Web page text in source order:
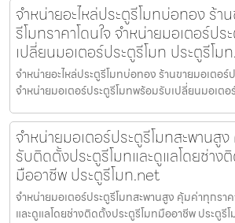
จำหน่ายอะไหล่ประตูรีโมทบ่อทอง ร้า
รีโมทราคาโดนใจ จำหน่ายมอเตอร์ป
เปลี่ยนมอเตอร์ประตูรีโมท ประตูรีโม
จำหน่ายอะไหล่ประตูรีโมทบ่อทอง ร้านขายมอเตอร์
จำหน่ายมอเตอร์ประตูรีโมทพร้อมรับเปลี่ยนมอเตอ
จำหน่ายมอเตอร์ประตูรีโมทสะพานสู
รับติดตั้งประตูรีโมทและดูแลโดยช่าง
มืออาชีพ ประตูรีโมท.net
จำหน่ายมอเตอร์ประตูรีโมทสะพานสูง คุ้มค่าทุกรา
และดูแลโดยช่างติดตั้งประตูรีโมทมืออาชีพ ประตูรี